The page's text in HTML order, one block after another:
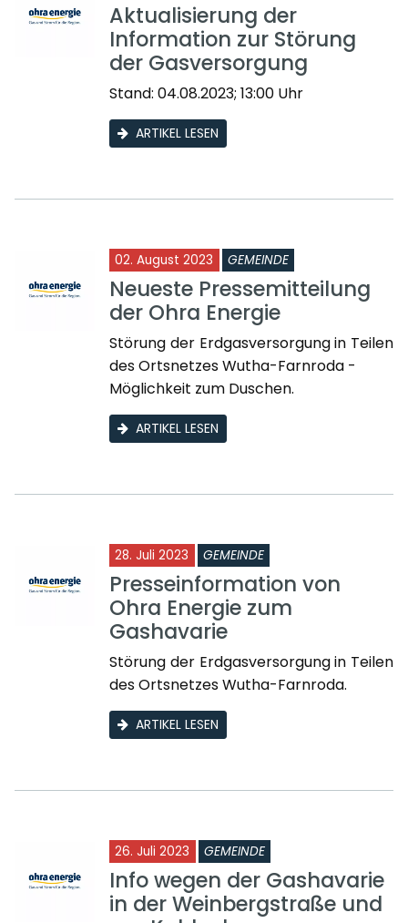
Aktualisierung der
Information zur Störung
der Gasversorgung
Stand: 04.08.2023; 13:00 Uhr
ARTIKEL LESEN
02. August 2023 GEMEINDE
Neueste Pressemitteilung
der Ohra Energie
Störung der Erdgasversorgung in Teilen
des Ortsnetzes Wutha-Farnroda -
Möglichkeit zum Duschen.
ARTIKEL LESEN
28. Juli 2023 GEMEINDE
Presseinformation von
Ohra Energie zum
Gashavarie
Störung der Erdgasversorgung in Teilen
des Ortsnetzes Wutha-Farnroda.
ARTIKEL LESEN
26. Juli 2023 GEMEINDE
Info wegen der Gashavarie
in der Weinbergstraße und